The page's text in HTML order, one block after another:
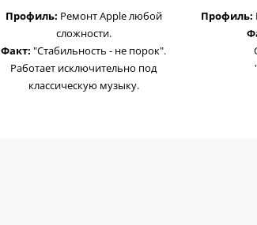
Профиль: Ремонт Apple любой
сложности.
Факт: "Стабильность - не порок".
Работает исключительно под
классическую музыку.
Профиль: